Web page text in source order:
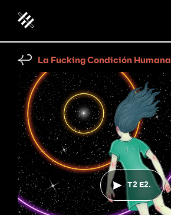
La Fucking Condición Humana
T2 E2.